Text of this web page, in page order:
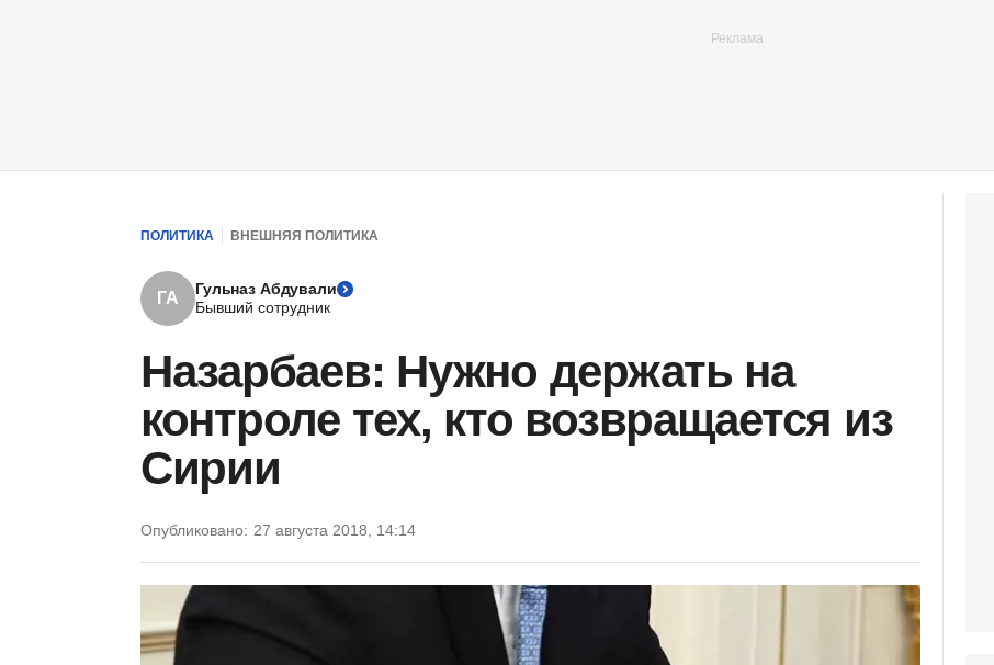
ПОЛИТИКА ВНЕШНЯЯ ПОЛИТИКА
ГА
Гульназ Абдували
Бывший сотрудник
Назарбаев: Нужно держать на
контроле тех, кто возвращается из
Сирии
Опубликовано: 27 августа 2018, 14:14